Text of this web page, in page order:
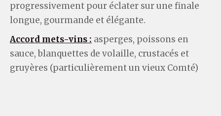
progressivement pour éclater sur une finale
longue, gourmande et élégante.
Accord mets-vins : asperges, poissons en
sauce, blanquettes de volaille, crustacés et
gruyères (particulièrement un vieux Comté)